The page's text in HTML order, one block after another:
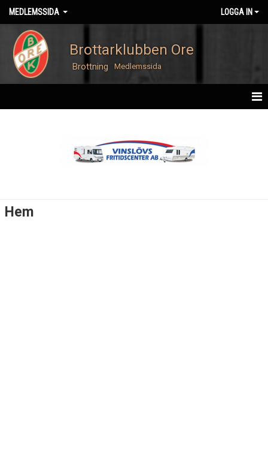
MEDLEMSSIDA LOGGA IN
Brottarklubben Ore
Brottning Medlemssida
Hem